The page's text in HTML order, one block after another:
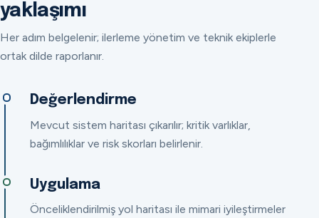
yaklaşımı
Her adım belgelenir; ilerleme yönetim ve teknik ekiplerle
ortak dilde raporlanır.
Değerlendirme
Mevcut sistem haritası çıkarılır; kritik varlıklar,
bağımlılıklar ve risk skorları belirlenir.
Uygulama
Önceliklendirilmiş yol haritası ile mimari iyileştirmeler